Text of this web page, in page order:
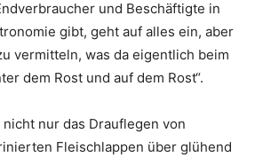
und Beschäftigte in
gibt, geht auf alles ein, aber
vermitteln, was da eigentlich beim
dem Rost und auf dem Rost“.
nur das Drauflegen von
Fleischlappen über glühend